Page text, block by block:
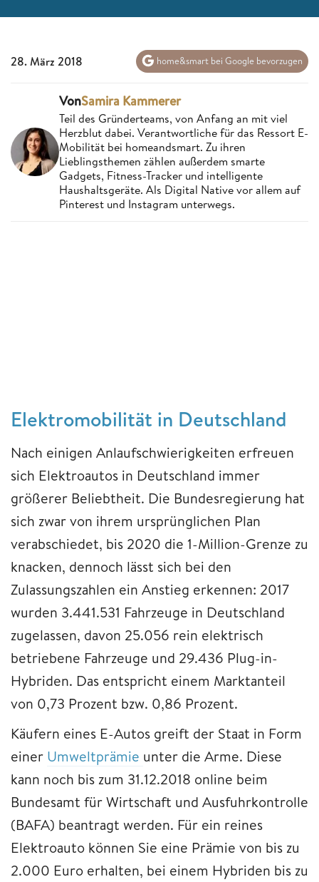
28. März 2018 home&smart bei Google bevorzugen
VonSamira Kammerer
Teil des Gründerteams, von Anfang an mit viel
Herzblut dabei. Verantwortliche für das Ressort E-
Mobilität bei homeandsmart. Zu ihren
Lieblingsthemen zählen außerdem smarte
Gadgets, Fitness-Tracker und intelligente
Haushaltsgeräte. Als Digital Native vor allem auf
Pinterest und Instagram unterwegs.
Elektromobilität in Deutschland
Nach einigen Anlaufschwierigkeiten erfreuen
sich Elektroautos in Deutschland immer
größerer Beliebtheit. Die Bundesregierung hat
sich zwar von ihrem ursprünglichen Plan
verabschiedet, bis 2020 die 1-Million-Grenze zu
knacken, dennoch lässt sich bei den
Zulassungszahlen ein Anstieg erkennen: 2017
wurden 3.441.531 Fahrzeuge in Deutschland
zugelassen, davon 25.056 rein elektrisch
betriebene Fahrzeuge und 29.436 Plug-in-
Hybriden. Das entspricht einem Marktanteil
von 0,73 Prozent bzw. 0,86 Prozent.
Käufern eines E-Autos greift der Staat in Form
einer Umweltprämie unter die Arme. Diese
kann noch bis zum 31.12.2018 online beim
Bundesamt für Wirtschaft und Ausfuhrkontrolle
(BAFA) beantragt werden. Für ein reines
Elektroauto können Sie eine Prämie von bis zu
2.000 Euro erhalten, bei einem Hybriden bis zu